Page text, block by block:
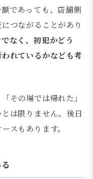
であっても、店舗側
つながることがあり
なく、初犯かどう
れているかなども考
その場では帰れた」
は限りません。後日
スもあります。